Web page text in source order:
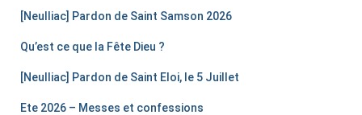
[Neulliac] Pardon de Saint Samson 2026
Qu’est ce que la Fête Dieu ?
[Neulliac] Pardon de Saint Eloi, le 5 Juillet
Ete 2026 – Messes et confessions